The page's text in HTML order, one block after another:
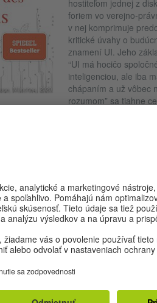
München, 2020
hostiteľom jednej z
foriem vo verejno-
v nej komprimuje
kritické úvahy o
znamení UI. Jeho
“UI má hocičo
inteligenciou, ale iba
chápaním a už vôbec
rozumom” sa tiahne
tiež upiera UI schopnosť byť skutočne
problémov. Lebo zatiaľ čo má UI
pre svoju vysokú argumentačnú
aspekty ale aj autonómne
a hodná prečítania. Jeho
nie je ani vykúpením ani
zlá, ako sú úmysly ľudí, ktorí ju
pochybnosti o digitálnej budúcnosti,
VERLAG / RANDOM HOUSE